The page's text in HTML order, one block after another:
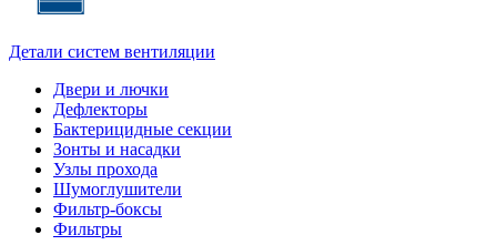
Детали систем вентиляции
Двери и лючки
Дефлекторы
Бактерицидные секции
Зонты и насадки
Узлы прохода
Шумоглушители
Фильтр-боксы
Фильтры